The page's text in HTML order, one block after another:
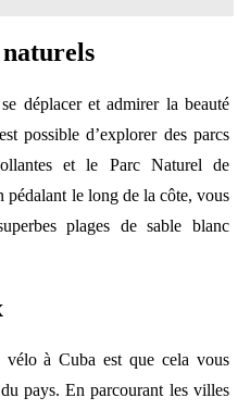
déplacer et admirer la beauté
possible d’explorer des parcs
et le Parc Naturel de
pédalant le long de la côte, vous
plages de sable blanc
vélo à Cuba est que cela vous
pays. En parcourant les villes